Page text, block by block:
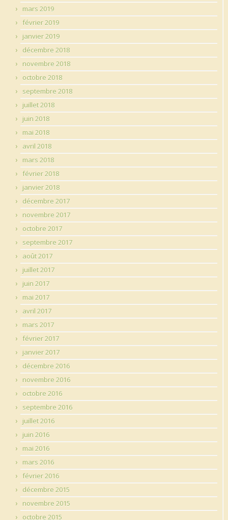
mars 2019
février 2019
janvier 2019
décembre 2018
novembre 2018
octobre 2018
septembre 2018
juillet 2018
juin 2018
mai 2018
avril 2018
mars 2018
février 2018
janvier 2018
décembre 2017
novembre 2017
octobre 2017
septembre 2017
août 2017
juillet 2017
juin 2017
mai 2017
avril 2017
mars 2017
février 2017
janvier 2017
décembre 2016
novembre 2016
octobre 2016
septembre 2016
juillet 2016
juin 2016
mai 2016
mars 2016
février 2016
décembre 2015
novembre 2015
octobre 2015